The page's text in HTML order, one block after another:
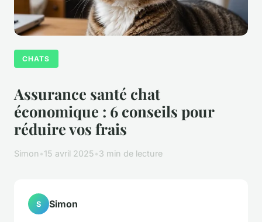
CHATS
Assurance santé chat
économique : 6 conseils pour
réduire vos frais
Simon •15 avril 2025•3 min de lecture
S Simon